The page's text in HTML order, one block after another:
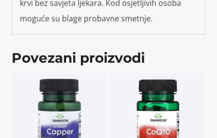
krvi bez savjeta ljekara. Kod osjetljivih osoba
moguće su blage probavne smetnje.
Povezani proizvodi